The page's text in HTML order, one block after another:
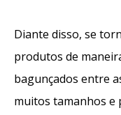
Diante disso, se
produtos de
bagunçados entre
muitos tamanhos e